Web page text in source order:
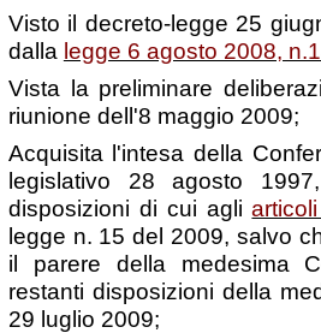
Visto il decreto-legge 25
dalla legge 6 agosto 2008,
Vista la preliminare
riunione dell'8 maggio 2009;
Acquisita l'intesa della
legislativo 28 agosto
disposizioni di cui agli
legge n. 15 del 2009, salvo
il parere della medesima
restanti disposizioni della
29 luglio 2009;